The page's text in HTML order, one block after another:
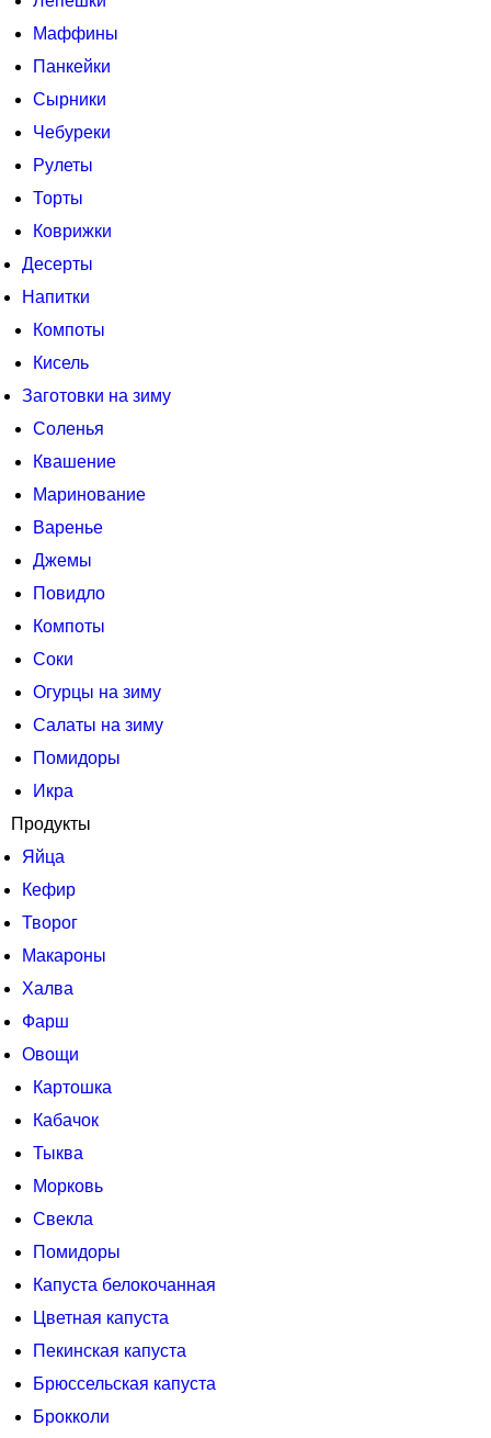
Маффины
Панкейки
Сырники
Чебуреки
Рулеты
Торты
Коврижки
Десерты
Напитки
Компоты
Кисель
Заготовки на зиму
Соленья
Квашение
Маринование
Варенье
Джемы
Повидло
Компоты
Соки
Огурцы на зиму
Салаты на зиму
Помидоры
Икра
Продукты
Яйца
Кефир
Творог
Макароны
Халва
Фарш
Овощи
Картошка
Кабачок
Тыква
Морковь
Свекла
Помидоры
Капуста белокочанная
Цветная капуста
Пекинская капуста
Брюссельская капуста
Брокколи